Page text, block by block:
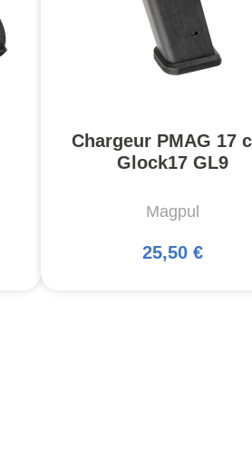
Chargeur PMAG 17
Glock17 GL9
Magpul
25,50 €